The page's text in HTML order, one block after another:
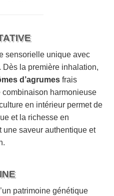
sensorielle unique avec
. Dès la première inhalation,
d’agrumes frais
harmonieuse
en intérieur permet de
et la richesse en
une saveur authentique et
patrimoine génétique